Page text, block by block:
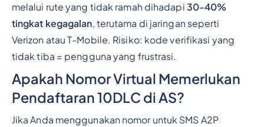
melalui rute yang tidak ramah dihadapi 30-40%
tingkat kegagalan, terutama di jaringan seperti
Verizon atau T-Mobile. Risiko: kode verifikasi yang
tidak tiba = pengguna yang frustrasi.
Apakah Nomor Virtual Memerlukan
Pendaftaran 10DLC di AS?
Jika Anda menggunakan nomor untuk SMS A2P